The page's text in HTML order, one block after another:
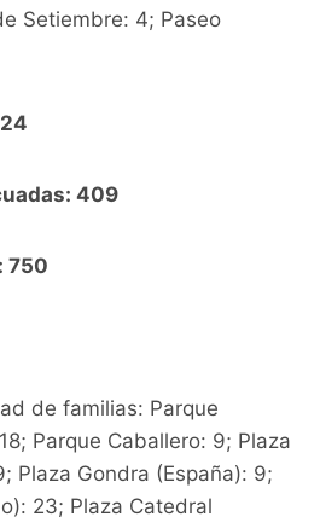
Setiembre: 4; Paseo
409
750
de familias: Parque
Parque Caballero: 9; Plaza
Plaza Gondra (España): 9;
23; Plaza Catedral